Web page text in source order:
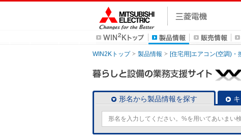
WIN2Kトップ 製品情報 [住宅用]エアコン(空調)・
形名から製品情報を探す